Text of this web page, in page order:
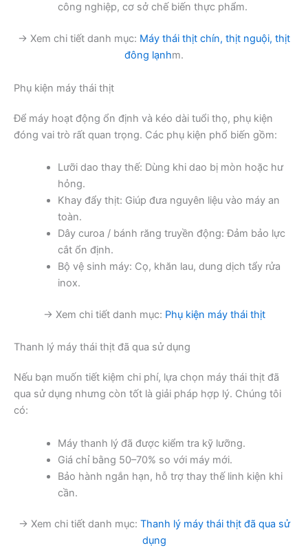
công nghiệp, cơ sở chế biến thực phẩm.
→ Xem chi tiết danh mục: Máy thái thịt chín, thịt nguội, thịt
đông lạnhm.
Phụ kiện máy thái thịt
Để máy hoạt động ổn định và kéo dài tuổi thọ, phụ kiện
đóng vai trò rất quan trọng. Các phụ kiện phổ biến gồm:
Lưỡi dao thay thế: Dùng khi dao bị mòn hoặc hư
hỏng.
Khay đẩy thịt: Giúp đưa nguyên liệu vào máy an
toàn.
Dây curoa / bánh răng truyền động: Đảm bảo lực
cắt ổn định.
Bộ vệ sinh máy: Cọ, khăn lau, dung dịch tẩy rửa
inox.
→ Xem chi tiết danh mục: Phụ kiện máy thái thịt
Thanh lý máy thái thịt đã qua sử dụng
Nếu bạn muốn tiết kiệm chi phí, lựa chọn máy thái thịt đã
qua sử dụng nhưng còn tốt là giải pháp hợp lý. Chúng tôi
có:
Máy thanh lý đã được kiểm tra kỹ lưỡng.
Giá chỉ bằng 50–70% so với máy mới.
Bảo hành ngắn hạn, hỗ trợ thay thế linh kiện khi
cần.
→ Xem chi tiết danh mục: Thanh lý máy thái thịt đã qua sử
dụng